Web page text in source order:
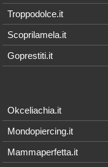
Troppodolce.it
Scoprilamela.it
Goprestiti.it
Okceliachia.it
Mondopiercing.it
Mammaperfetta.it